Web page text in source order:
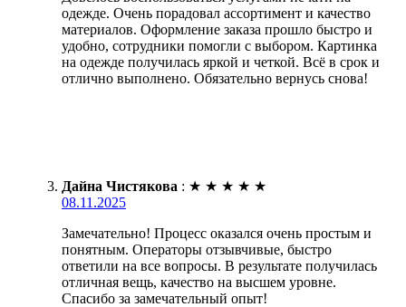
одежде. Очень порадовал ассортимент и качество
материалов. Оформление заказа прошло быстро и
удобно, сотрудники помогли с выбором. Картинка
на одежде получилась яркой и четкой. Всё в срок и
отлично выполнено. Обязательно вернусь снова!
Дайна Чистякова : ★ ★ ★ ★ ★
08.11.2025
Замечательно! Процесс оказался очень простым и
понятным. Операторы отзывчивые, быстро
ответили на все вопросы. В результате получилась
отличная вещь, качество на высшем уровне.
Спасибо за замечательный опыт!